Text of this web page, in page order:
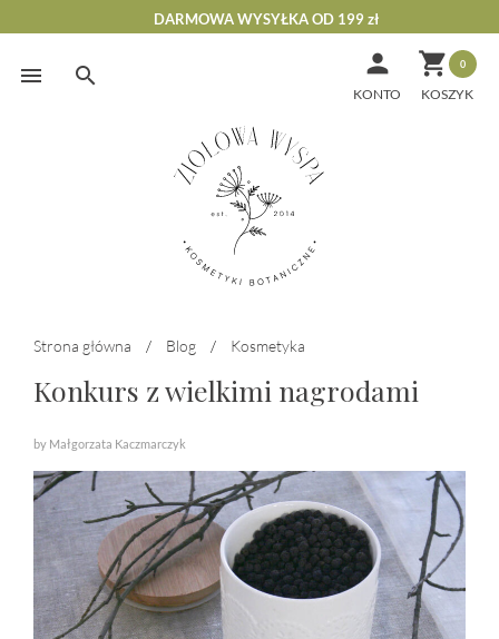
Skip
DARMOWA WYSYŁKA OD 199 zł
 0

KONTO
Strona główna / Blog / Kosmetyka
Konkurs z wielkimi nagrodami
by Małgorzata Kaczmarczyk